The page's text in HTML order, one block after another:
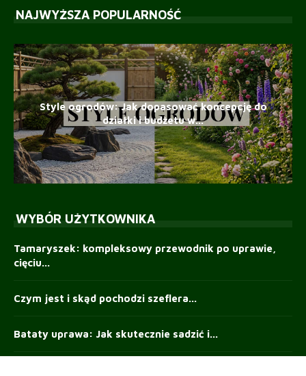
NAJWYŻSZA POPULARNOŚĆ
Style ogrodów: Jak dopasować koncepcję do
działki i budżetu w...
WYBÓR UŻYTKOWNIKA
Tamaryszek: kompleksowy przewodnik po uprawie,
cięciu...
Czym jest i skąd pochodzi szeflera...
Bataty uprawa: Jak skutecznie sadzić i...